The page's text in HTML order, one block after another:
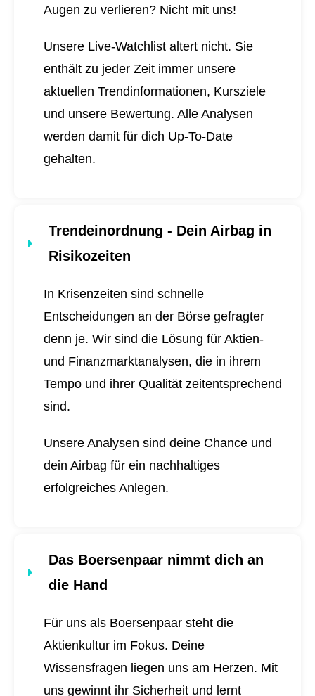
Augen zu verlieren? Nicht mit uns!
Unsere Live-Watchlist altert nicht. Sie
enthält zu jeder Zeit immer unsere
aktuellen Trendinformationen, Kursziele
und unsere Bewertung. Alle Analysen
werden damit für dich Up-To-Date
gehalten.
Trendeinordnung - Dein Airbag in
Risikozeiten
In Krisenzeiten sind schnelle
Entscheidungen an der Börse gefragter
denn je. Wir sind die Lösung für Aktien-
und Finanzmarktanalysen, die in ihrem
Tempo und ihrer Qualität zeitentsprechend
sind.
Unsere Analysen sind deine Chance und
dein Airbag für ein nachhaltiges
erfolgreiches Anlegen.
Das Boersenpaar nimmt dich an
die Hand
Für uns als Boersenpaar steht die
Aktienkultur im Fokus. Deine
Wissensfragen liegen uns am Herzen. Mit
uns gewinnt ihr Sicherheit und lernt